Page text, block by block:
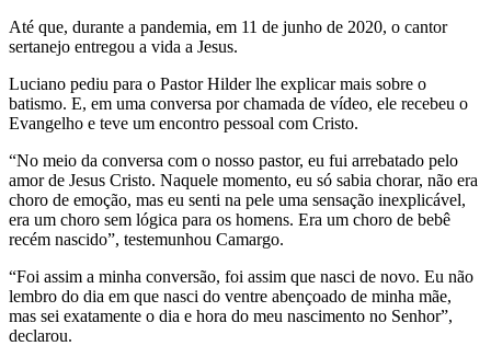
Até que, durante a pandemia, em 11 de junho de 2020, o cantor
sertanejo entregou a vida a Jesus.
Luciano pediu para o Pastor Hilder lhe explicar mais sobre o
batismo. E, em uma conversa por chamada de vídeo, ele recebeu o
Evangelho e teve um encontro pessoal com Cristo.
“No meio da conversa com o nosso pastor, eu fui arrebatado pelo
amor de Jesus Cristo. Naquele momento, eu só sabia chorar, não era
choro de emoção, mas eu senti na pele uma sensação inexplicável,
era um choro sem lógica para os homens. Era um choro de bebê
recém nascido”, testemunhou Camargo.
“Foi assim a minha conversão, foi assim que nasci de novo. Eu não
lembro do dia em que nasci do ventre abençoado de minha mãe,
mas sei exatamente o dia e hora do meu nascimento no Senhor”,
declarou.